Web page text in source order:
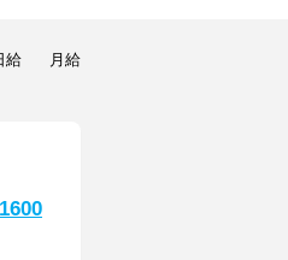
給 月給